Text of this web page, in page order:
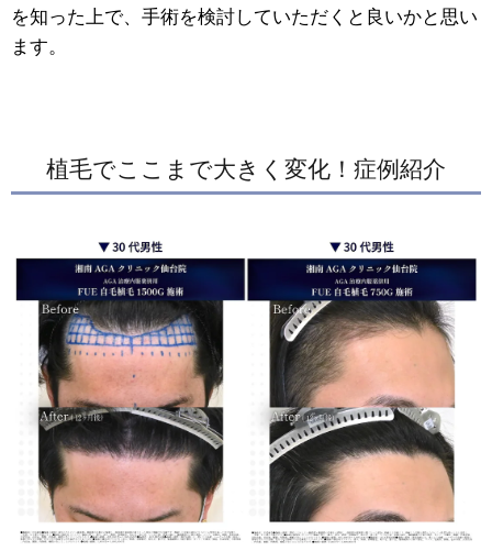
を知った上で、手術を検討していただくと良いかと思い
ます。
植毛でここまで大きく変化！症例紹介